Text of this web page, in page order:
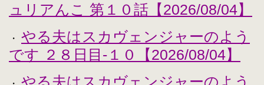
ュリアんこ 第１０話【2026/08/04】
・
やる夫はスカヴェンジャーのよう
です ２８日目-１０【2026/08/04】
やる夫はスカヴェンジャーのよう